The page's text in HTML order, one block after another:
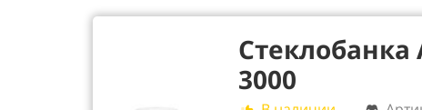
Стеклобанка
3000